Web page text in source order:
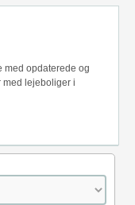
med opdaterede og
med lejeboliger i